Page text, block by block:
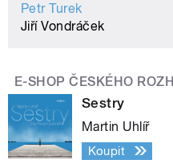
Petr Turek
Jiří Vondráček
E-SHOP ČESKÉHO
Sestry
Martin Uhlíř
Koupit